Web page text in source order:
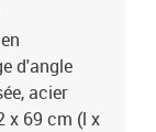
d'angle
acier
x 69 cm (l x